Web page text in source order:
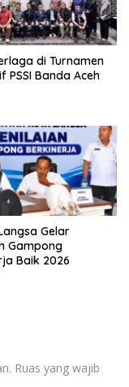
di Turnamen
PSSI Banda Aceh
Gelar
Gampong
Baik 2026
Ruas yang wajib